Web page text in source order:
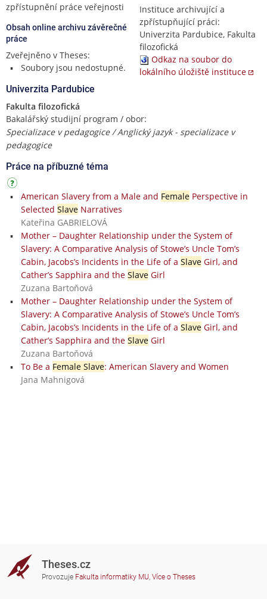
zpřístupnění práce veřejnosti
Obsah online archivu závěrečné
práce
Zveřejněno v Theses:
Soubory jsou nedostupné.
Instituce archivující a
zpřístupňující práci:
Univerzita Pardubice, Fakulta
filozofická
Odkaz na soubor do
lokálního úložiště instituce
Univerzita Pardubice
Fakulta filozofická
Bakalářský studijní program / obor:
Specializace v pedagogice / Anglický jazyk - specializace v
pedagogice
Práce na příbuzné téma
American Slavery from a Male and FemalePerspective in
Selected SlaveNarratives
Kateřina GABRIELOVÁ
Mother – Daughter Relationship under the System of
Slavery: A Comparative Analysis of Stowe’s Uncle Tom’s
Cabin, Jacobs’s Incidents in the Life of a SlaveGirl, and
Cather’s Sapphira and the SlaveGirl
Zuzana Bartoňová
Mother – Daughter Relationship under the System of
Slavery: A Comparative Analysis of Stowe’s Uncle Tom’s
Cabin, Jacobs’s Incidents in the Life of a SlaveGirl, and
Cather’s Sapphira and the SlaveGirl
Zuzana Bartoňová
To Be a Female Slave: American Slavery and Women
Jana Mahnigová
Theses.cz
Provozuje Fakulta informatiky MU, Více o Theses